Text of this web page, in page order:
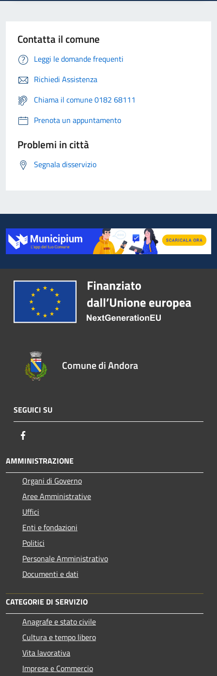
Contatta il comune
Leggi le domande frequenti
Richiedi Assistenza
Chiama il comune 0182 68111
Prenota un appuntamento
Problemi in città
Segnala disservizio
Comune di Andora
SEGUICI SU
AMMINISTRAZIONE
Organi di Governo
Aree Amministrative
Uffici
Enti e fondazioni
Politici
Personale Amministrativo
Documenti e dati
CATEGORIE DI SERVIZIO
Anagrafe e stato civile
Cultura e tempo libero
Vita lavorativa
Imprese e Commercio